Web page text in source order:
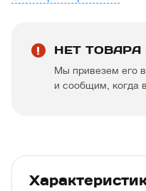
НЕТ
Мы привезем его в
и сообщим, когда